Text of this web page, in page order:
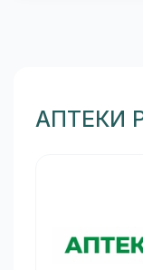
АПТЕКИ